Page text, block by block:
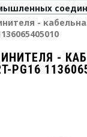
-
-
PG16